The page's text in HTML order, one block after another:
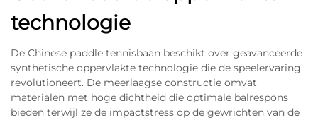
technologie
De Chinese paddle tennisbaan beschikt over geavanceerde
synthetische oppervlakte technologie die de speelervaring
revolutioneert. De meerlaagse constructie omvat
materialen met hoge dichtheid die optimale balrespons
bieden terwijl ze de impactstress op de gewrichten van de